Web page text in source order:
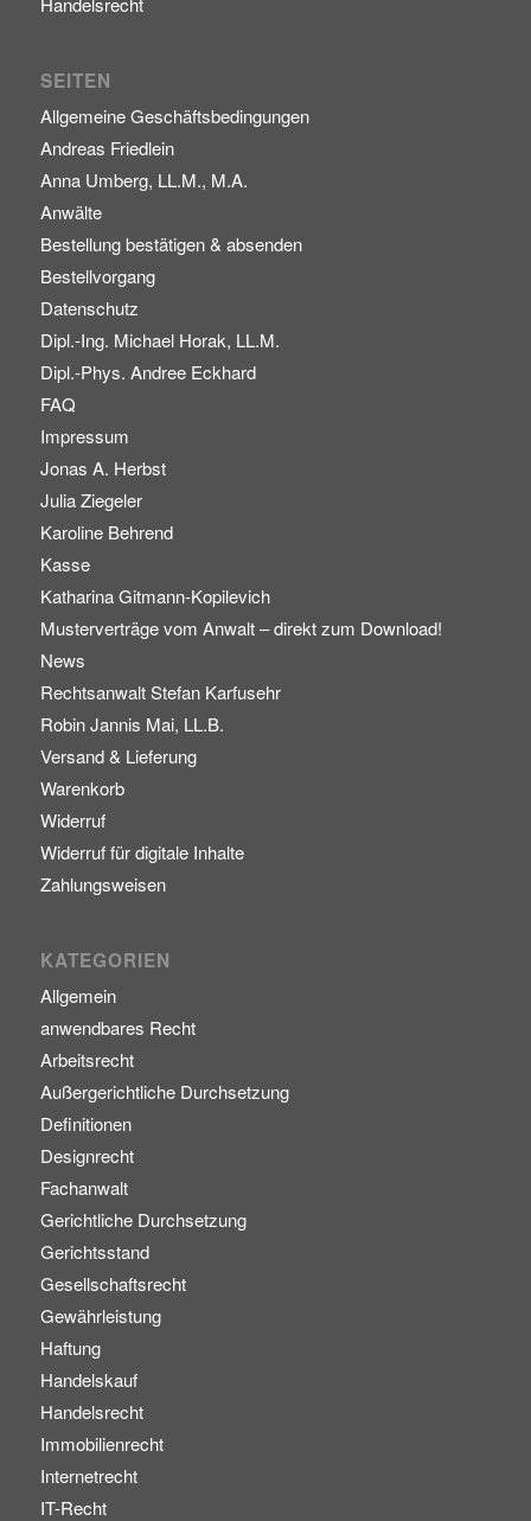
SEITEN
Allgemeine Geschäftsbedingungen
Andreas Friedlein
Anna Umberg, LL.M., M.A.
Anwälte
Bestellung bestätigen & absenden
Bestellvorgang
Datenschutz
Dipl.-Ing. Michael Horak, LL.M.
Dipl.-Phys. Andree Eckhard
FAQ
Impressum
Jonas A. Herbst
Julia Ziegeler
Karoline Behrend
Kasse
Katharina Gitmann-Kopilevich
Musterverträge vom Anwalt – direkt zum Download!
News
Rechtsanwalt Stefan Karfusehr
Robin Jannis Mai, LL.B.
Versand & Lieferung
Warenkorb
Widerruf
Widerruf für digitale Inhalte
Zahlungsweisen
KATEGORIEN
Allgemein
anwendbares Recht
Arbeitsrecht
Außergerichtliche Durchsetzung
Definitionen
Designrecht
Fachanwalt
Gerichtliche Durchsetzung
Gerichtsstand
Gesellschaftsrecht
Gewährleistung
Haftung
Handelskauf
Handelsrecht
Immobilienrecht
Internetrecht
IT-Recht